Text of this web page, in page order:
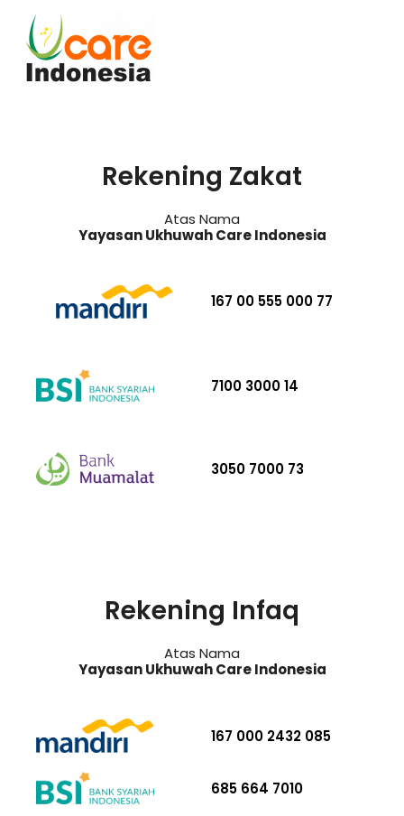
content
Rekening Zakat
Atas Nama
Yayasan Ukhuwah Care Indonesia
167 00 555 000 77
7100 3000 14
3050 7000 73
Rekening Infaq
Atas Nama
Yayasan Ukhuwah Care Indonesia
167 000 2432 085
685 664 7010